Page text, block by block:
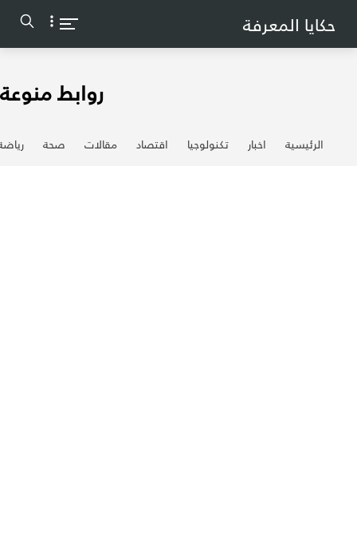
حكايا المعرفة
روابط منوعة
الرئيسية اخبار تكنولوجيا اقتصاد مقالات صحة